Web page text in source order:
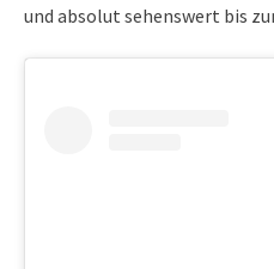
und absolut sehenswert bis